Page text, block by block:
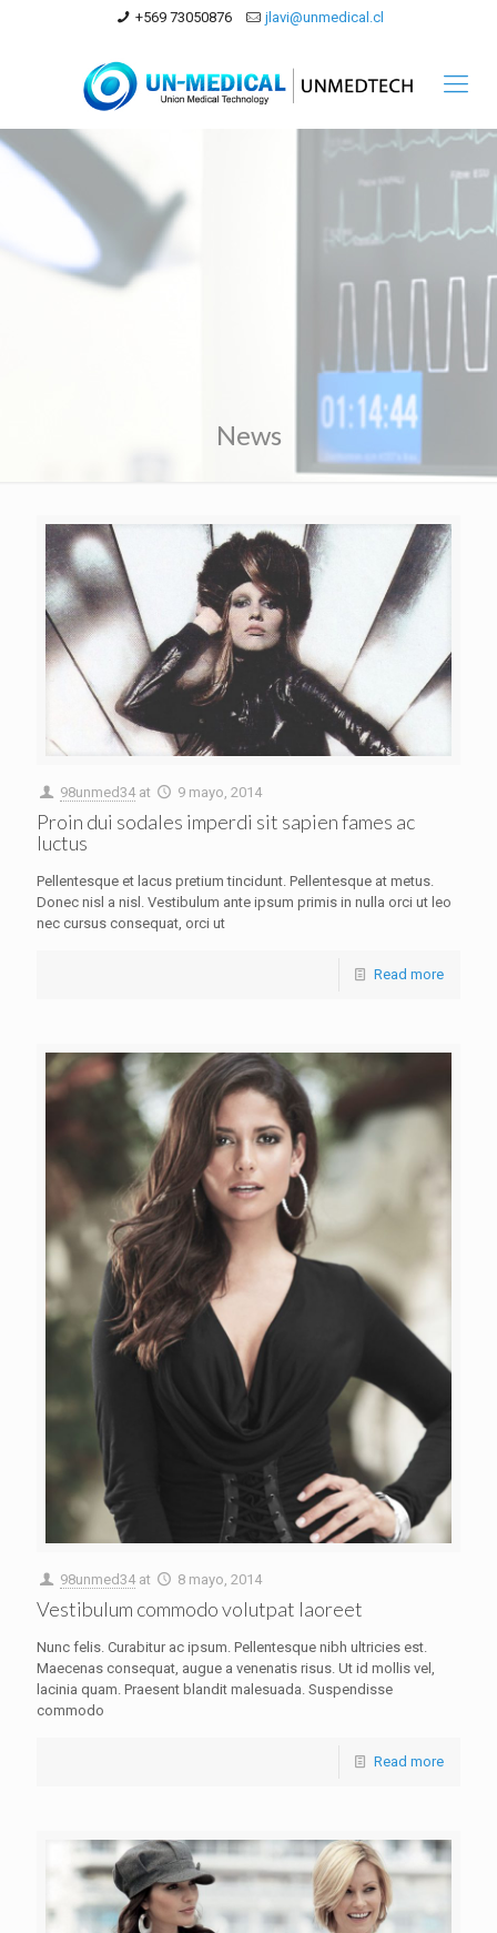
+569 73050876 jlavi@unmedical.cl
News
98unmed34 at 9 mayo, 2014
Proin dui sodales imperdi sit sapien fames ac
luctus
Pellentesque et lacus pretium tincidunt. Pellentesque at metus.
Donec nisl a nisl. Vestibulum ante ipsum primis in nulla orci ut leo
nec cursus consequat, orci ut
Read more
98unmed34 at 8 mayo, 2014
Vestibulum commodo volutpat laoreet
Nunc felis. Curabitur ac ipsum. Pellentesque nibh ultricies est.
Maecenas consequat, augue a venenatis risus. Ut id mollis vel,
lacinia quam. Praesent blandit malesuada. Suspendisse
commodo
Read more